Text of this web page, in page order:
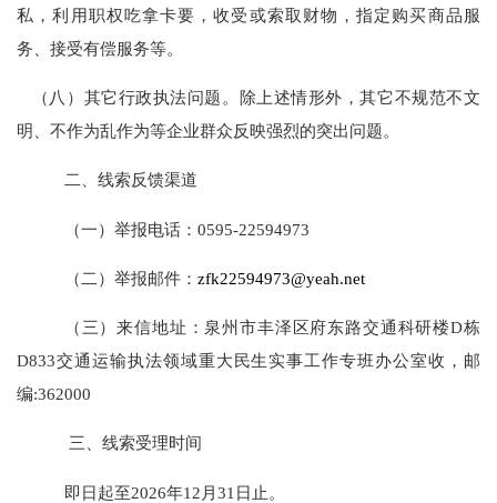
私，利用职权吃拿卡要，收受或索取财物，指定购买商品服
务、接受有偿服务等。
（八）其它行政执法问题。除上述情形外，其它不规范不文
明、不作为乱作为等企业群众反映强烈的突出问题。
二、线索反馈渠道
（一）举报电话： 0595-22594973
（二）举报邮件： zfk22594973@yeah.net
（三）来信地址 ： 泉州市丰泽区府东路交通科研楼D栋
D833交通运输执法领域重大民生实事工作专班办公室收，邮
编:362000
三、线索受理时间
即日起至2026年12月31日止。